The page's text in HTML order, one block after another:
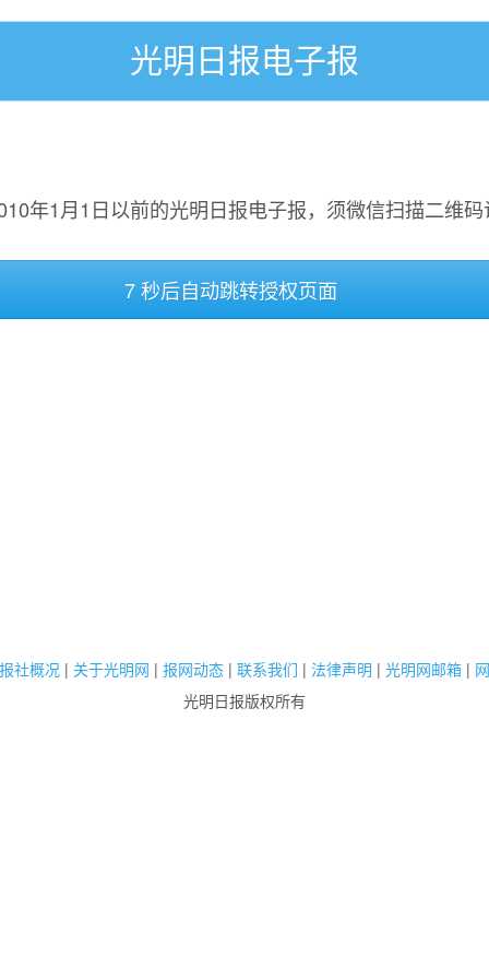
光明日报电子报
年1月1日以前的光明日报电子报，须微信扫描二维
7 秒后自动跳转授权页面
社概况 | 关于光明网 | 报网动态 | 联系我们 | 法律声明 | 光明网邮箱 |
光明日报版权所有